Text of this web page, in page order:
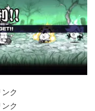
ク
ク